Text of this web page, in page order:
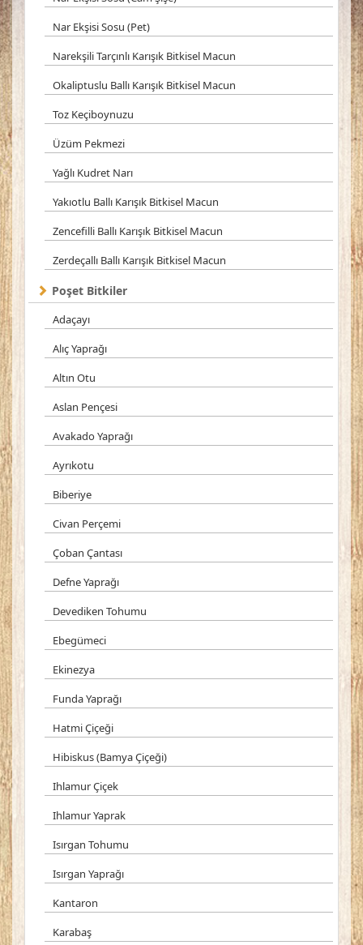
Nar Ekşisi Sosu (Pet)
Narekşili Tarçınlı Karışık Bitkisel Macun
Okaliptuslu Ballı Karışık Bitkisel Macun
Toz Keçiboynuzu
Üzüm Pekmezi
Yağlı Kudret Narı
Yakıotlu Ballı Karışık Bitkisel Macun
Zencefilli Ballı Karışık Bitkisel Macun
Zerdeçallı Ballı Karışık Bitkisel Macun
Poşet Bitkiler
Adaçayı
Alıç Yaprağı
Altın Otu
Aslan Pençesi
Avakado Yaprağı
Ayrıkotu
Biberiye
Civan Perçemi
Çoban Çantası
Defne Yaprağı
Devediken Tohumu
Ebegümeci
Ekinezya
Funda Yaprağı
Hatmi Çiçeği
Hibiskus (Bamya Çiçeği)
Ihlamur Çiçek
Ihlamur Yaprak
Isırgan Tohumu
Isırgan Yaprağı
Kantaron
Karabaş